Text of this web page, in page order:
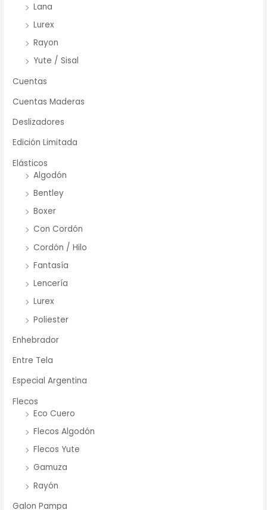
Lana
Lurex
Rayon
Yute / Sisal
Cuentas
Cuentas Maderas
Deslizadores
Edición Limitada
Elásticos
Algodón
Bentley
Boxer
Con Cordón
Cordón / Hilo
Fantasía
Lencería
Lurex
Poliester
Enhebrador
Entre Tela
Especial Argentina
Flecos
Eco Cuero
Flecos Algodón
Flecos Yute
Gamuza
Rayón
Galon Pampa